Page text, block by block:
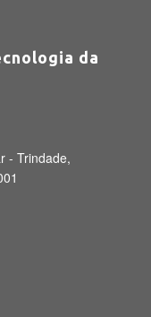
da
- Trindade,